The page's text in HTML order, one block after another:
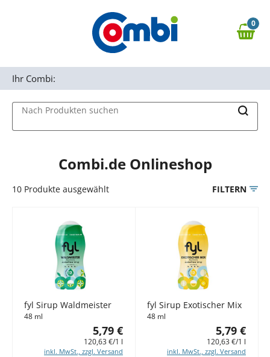
Zur Navigation springen
0,00 €
0
Nach Produkten suchen
Ihr Combi:
Combi.de Onlineshop
10 Produkte ausgewählt FILTERN
fyl Sirup Waldmeister
48 ml
5,79 €
120,63 €/1 l
inkl. MwSt., zzgl. Versand
fyl Sirup Exotischer Mix
48 ml
5,79 €
120,63 €/1 l
inkl. MwSt., zzgl. Versand